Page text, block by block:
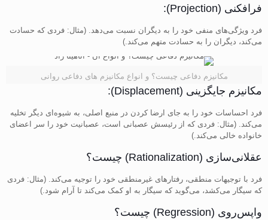
فرافکنی (Projection):
فرد ویژگی‌های منفی خود را به دیگران نسبت می‌دهد. (مثال: فردی که حسادت
می‌کند، دیگران را به حسادت متهم می‌کند.)
مکانیزم دفاعی چیست؟ و انواع مکانیزم های دفاعی روانی
مکانیزم جایگزینی (Displacement):
فرد احساسات خود را به جای ارضا کردن در منبع اصلی، به شیوه‌ای دیگر تخلیه
می‌کند. (مثال: فردی که از رئیسش عصبانی است، عصبانیت خود را سر اعضای
خانواده خالی می‌کند.)
عقلانی‌سازی (Rationalization) چیست؟
فرد با توجیهات منطقی، رفتارهای غیرمنطقی خود را توجیه می‌کند. (مثال: فردی
که سیگار می‌کشد، می‌گوید که سیگار به او کمک می‌کند تا آرام شود.)
واپس‌روی (Regression) چیست؟